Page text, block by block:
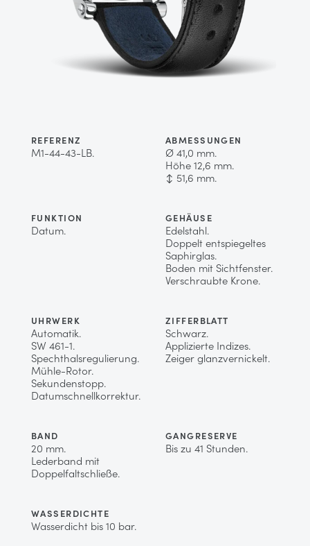
REFERENZ
M1-44-43-LB.
ABMESSUNGEN
Ø 41,0 mm.
Höhe 12,6 mm.
↕ 51,6 mm.
FUNKTION
Datum.
GEHÄUSE
Edelstahl.
Doppelt entspiegeltes
Saphirglas.
Boden mit Sichtfenster.
Verschraubte Krone.
UHRWERK
Automatik.
SW 461-1.
Spechthalsregulierung.
Mühle-Rotor.
Sekundenstopp.
Datumschnellkorrektur.
ZIFFERBLATT
Schwarz.
Applizierte Indizes.
Zeiger glanzvernickelt.
BAND
20 mm.
Lederband mit
Doppelfaltschließe.
GANGRESERVE
Bis zu 41 Stunden.
WASSERDICHTE
Wasserdicht bis 10 bar.